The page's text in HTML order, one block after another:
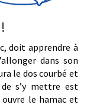
doit apprendre à
dans son
le dos courbé et
s’y mettre est
le hamac et